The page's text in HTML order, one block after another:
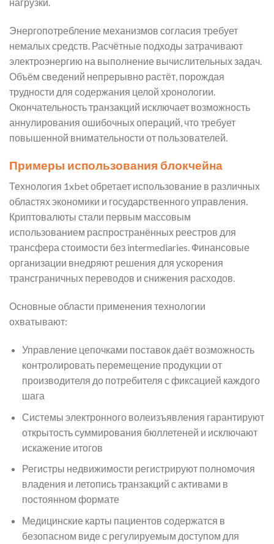
Энергопотребление механизмов согласия требует
немалых средств. Расчётные подходы затрачивают
электроэнергию на выполнение вычислительных задач.
Объём сведений непрерывно растёт, порождая
трудности для содержания целой хронологии.
Окончательность транзакций исключает возможность
аннулирования ошибочных операций, что требует
повышенной внимательности от пользователей.
Примеры использования блокчейна
Технология 1xbet обретает использование в различных
областях экономики и государственного управления.
Криптовалюты стали первым массовым
использованием распространённых реестров для
трансфера стоимости без intermediaries. Финансовые
организации внедряют решения для ускорения
трансграничных переводов и снижения расходов.
Основные области применения технологии
охватывают:
Управление цепочками поставок даёт возможность
контролировать перемещение продукции от
производителя до потребителя с фиксацией каждого
шага
Системы электронного волеизъявления гарантируют
открытость суммирования бюллетеней и исключают
искажение итогов
Регистры недвижимости регистрируют полномочия
владения и летопись транзакций с активами в
постоянном формате
Медицинские карты пациентов содержатся в
безопасном виде с регулируемым доступом для